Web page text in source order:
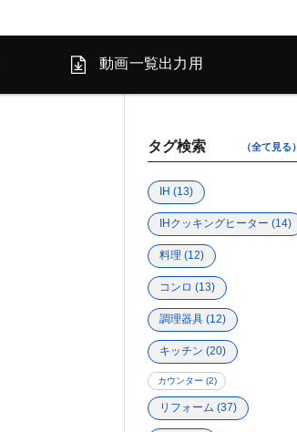
動画一覧出力用
タグ検索 （全て見る）
IH (13)
IHクッキングヒーター (14)
料理 (12)
コンロ (13)
調理器具 (12)
キッチン (20)
カウンター (2)
リフォーム (37)